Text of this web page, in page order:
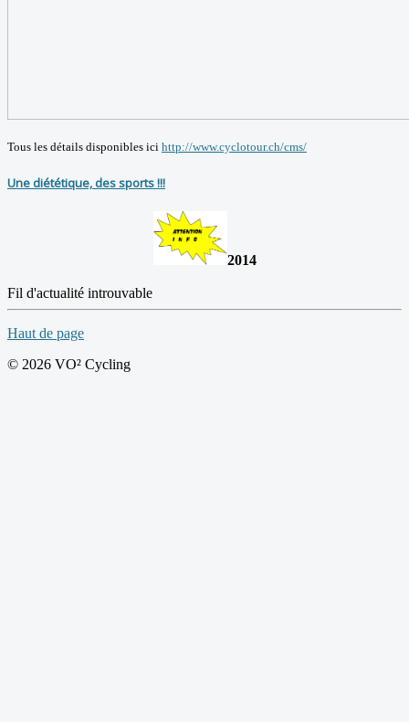
Tous les détails disponibles ici http://www.cyclotour.ch/cms/
Une diététique, des sports !!!
2014
Fil d'actualité introuvable
Haut de page
© 2026 VO² Cycling